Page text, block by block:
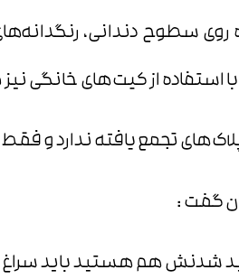
روی سطوح دندانی،
از کیت‌های خانگی نیز
پلاک‌های تجمع یافته ندارد و
گفت :
شدنش هم هستید باید